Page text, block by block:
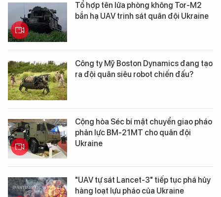
Tổ hợp tên lửa phòng không Tor-M2
bắn hạ UAV trinh sát quân đội Ukraine
Công ty Mỹ Boston Dynamics đang tạo
ra đội quân siêu robot chiến đấu?
Cộng hòa Séc bí mật chuyển giao pháo
phản lực BM-21MT cho quân đội
Ukraine
"UAV tự sát Lancet-3" tiếp tục phá hủy
hàng loạt lựu pháo của Ukraine